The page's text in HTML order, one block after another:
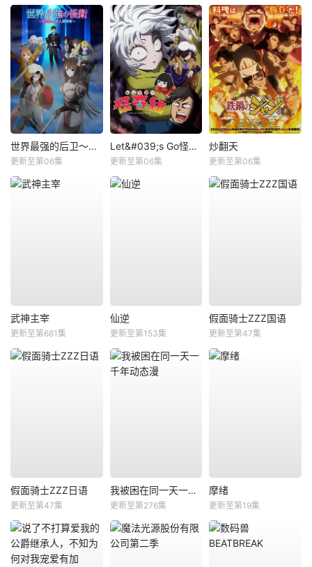
世界最强的后卫～迷宫国的新人探索者～
更新至第06集
Let&#039;s Go怪奇组
更新至第06集
炒翻天
更新至第06集
武神主宰
更新至第681集
仙逆
更新至第153集
假面骑士ZZZ国语
更新至第47集
假面骑士ZZZ日语
更新至第47集
我被困在同一天一千年动态漫
更新至第276集
摩绪
更新至第19集